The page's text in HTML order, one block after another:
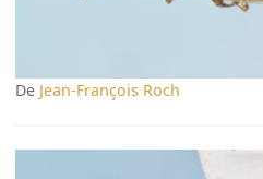
De Jean-François Roch